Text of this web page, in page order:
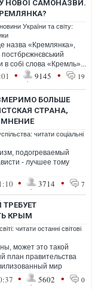
НОВОЇ САМОНАЗВИ.
України та світу:
назва «Кремлянка»,
в собі слова «Кремль»...
• 9145 • 19
БОЛЬШЕ
СТРАНА,
МНЕНИЕ
читати соціальні
подогреваемый
- лучшее тому
• 3714 • 7
КРЫМ
читати останні світові
может это такой
план правительства
мир
Крыма, а тут раз -
• 5602 • 0